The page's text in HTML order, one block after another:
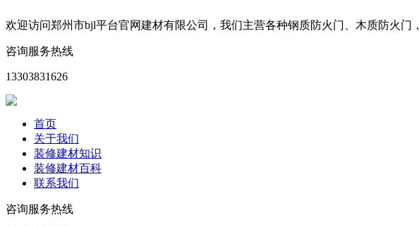
欢迎访问郑州市bjl平台官网建材有限公司，我们主营各种钢质防火门、木质防火
咨询服务热线
13303831626
首页
关于我们
装修建材知识
装修建材百科
联系我们
咨询服务热线